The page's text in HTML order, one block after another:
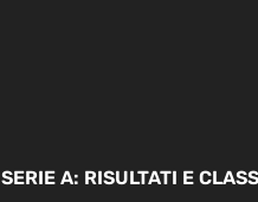
SERIE A: RISULTATI E